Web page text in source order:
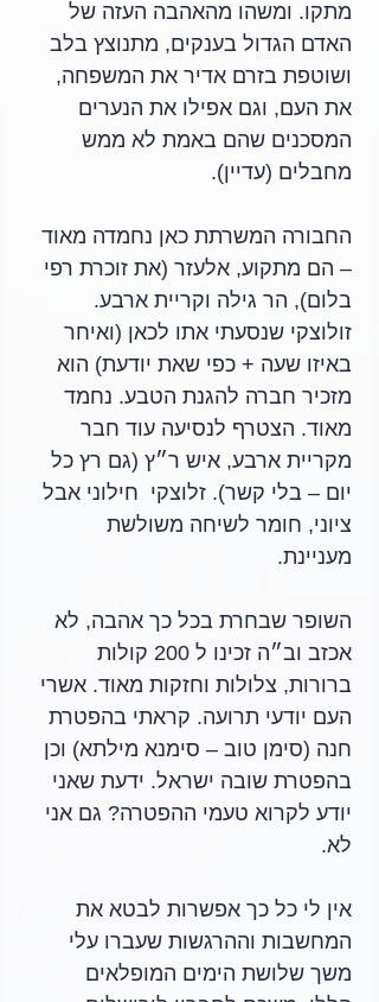
מתקו. ומשהו מהאהבה העזה של
האדם הגדול בענקים, מתנוצץ בלב
ושוטפת בזרם אדיר את המשפחה,
את העם, וגם אפילו את הנערים
המסכנים שהם באמת לא ממש
מחבלים (עדיין).
החבורה המשרתת כאן נחמדה מאוד
– הם מתקוע, אלעזר (את זוכרת רפי
בלום), הר גילה וקריית ארבע.
זולוצקי שנסעתי אתו לכאן (ואיחר
באיזו שעה + כפי שאת יודעת) הוא
מזכיר חברה להגנת הטבע. נחמד
מאוד. הצטרף לנסיעה עוד חבר
מקריית ארבע, איש ר״ץ (גם רץ כל
יום – בלי קשר). זלוצקי  חילוני אבל
ציוני, חומר לשיחה משולשת
מעניינת.
השופר שבחרת בכל כך אהבה, לא
אכזב וב״ה זכינו ל 200 קולות
ברורות, צלולות וחזקות מאוד. אשרי
העם יודעי תרועה. קראתי בהפטרת
חנה (סימן טוב – סימנא מילתא) וכן
בהפטרת שובה ישראל. ידעת שאני
יודע לקרוא טעמי ההפטרה? גם אני
לא.
אין לי כל כך אפשרות לבטא את
המחשבות וההרגשות שעברו עלי
משך שלושת הימים המופלאים